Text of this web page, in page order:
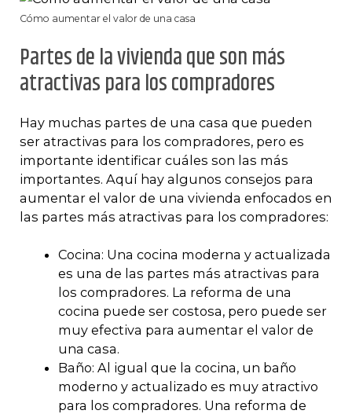
Cómo aumentar el valor de una casa
Partes de la vivienda que son más
atractivas para los compradores
Hay muchas partes de una casa que pueden
ser atractivas para los compradores, pero es
importante identificar cuáles son las más
importantes. Aquí hay algunos consejos para
aumentar el valor de una vivienda enfocados en
las partes más atractivas para los compradores:
Cocina: Una cocina moderna y actualizada
es una de las partes más atractivas para
los compradores. La reforma de una
cocina puede ser costosa, pero puede ser
muy efectiva para aumentar el valor de
una casa.
Baño: Al igual que la cocina, un baño
moderno y actualizado es muy atractivo
para los compradores. Una reforma de